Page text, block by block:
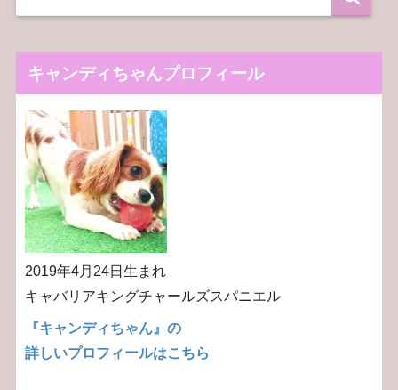
キャンディちゃんプロフィール
2019年4月24日生まれ
キャバリアキングチャールズスパニエル
『キャンディちゃん』の
詳しいプロフィールはこちら